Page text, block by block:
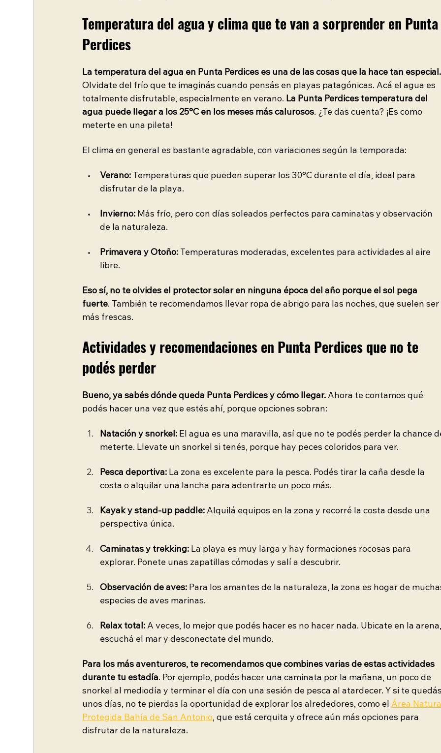
Temperatura del agua y clima que te van a sorprender en
Perdices
La temperatura del agua en Punta Perdices es una de las cosas que la hace tan
Olvidate del frío que te imaginás cuando pensás en playas patagónicas. Acá el agua es
totalmente disfrutable, especialmente en verano. La Punta Perdices temperatura del
agua puede llegar a los 25°C en los meses más calurosos. ¿Te das cuenta? ¡Es como
meterte en una pileta!
El clima en general es bastante agradable, con variaciones según la temporada:
Verano: Temperaturas que pueden superar los 30°C durante el día, ideal para
disfrutar de la playa.
Invierno: Más frío, pero con días soleados perfectos para caminatas y observación
de la naturaleza.
Primavera y Otoño: Temperaturas moderadas, excelentes para actividades al aire
libre.
Eso sí, no te olvides el protector solar en ninguna época del año porque el sol pega
fuerte. También te recomendamos llevar ropa de abrigo para las noches, que suelen ser
más frescas.
Actividades y recomendaciones en Punta Perdices que no te
podés perder
Bueno, ya sabés dónde queda Punta Perdices y cómo llegar. Ahora te contamos qué
podés hacer una vez que estés ahí, porque opciones sobran:
Natación y snorkel: El agua es una maravilla, así que no te podés perder la chance
meterte. Llevate un snorkel si tenés, porque hay peces coloridos para ver.
Pesca deportiva: La zona es excelente para la pesca. Podés tirar la caña desde la
costa o alquilar una lancha para adentrarte un poco más.
Kayak y stand-up paddle: Alquilá equipos en la zona y recorré la costa desde una
perspectiva única.
Caminatas y trekking: La playa es muy larga y hay formaciones rocosas para
explorar. Ponete unas zapatillas cómodas y salí a descubrir.
Observación de aves: Para los amantes de la naturaleza, la zona es hogar de
especies de aves marinas.
Relax total: A veces, lo mejor que podés hacer es no hacer nada. Ubicate en la
escuchá el mar y desconectate del mundo.
Para los más aventureros, te recomendamos que combines varias de estas actividades
durante tu estadía. Por ejemplo, podés hacer una caminata por la mañana, un poco de
snorkel al mediodía y terminar el día con una sesión de pesca al atardecer. Y si te
unos días, no te pierdas la oportunidad de explorar los alrededores, como el Área
Protegida Bahía de San Antonio, que está cerquita y ofrece aún más opciones para
disfrutar de la naturaleza.